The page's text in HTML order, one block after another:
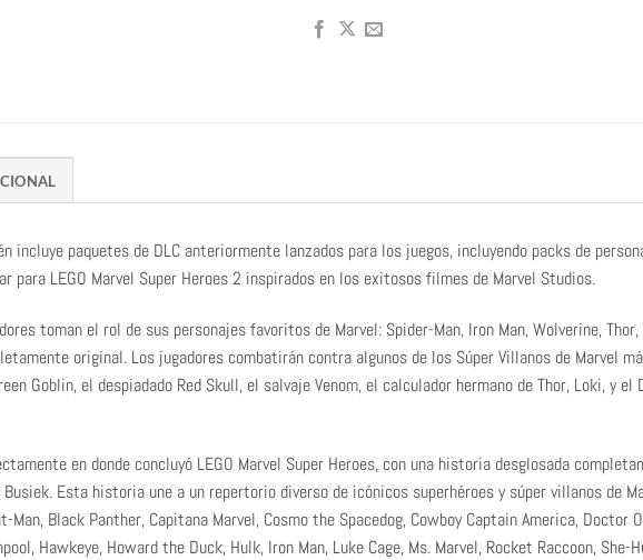
incluye paquetes de DLC anteriormente lanzados para los juegos, incluyendo packs de
para LEGO Marvel Super Heroes 2 inspirados en los exitosos filmes de Marvel Studios.
toman el rol de sus personajes favoritos de Marvel: Spider-Man, Iron Man, Wolverine,
original. Los jugadores combatirán contra algunos de los Súper Villanos de Marvel
Goblin, el despiadado Red Skull, el salvaje Venom, el calculador hermano de Thor, Loki, y el
en donde concluyó LEGO Marvel Super Heroes, con una historia desglosada
Esta historia une a un repertorio diverso de icónicos superhéroes y súper villanos de
Man, Black Panther, Capitana Marvel, Cosmo the Spacedog, Cowboy Captain America, Doctor
Hawkeye, Howard the Duck, Hulk, Iron Man, Luke Cage, Ms. Marvel, Rocket Raccoon, She-